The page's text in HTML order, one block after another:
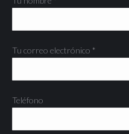
Tu correo electrónico *
Teléfono